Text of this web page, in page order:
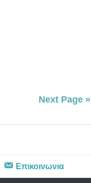
Next Page »
Επικοινωνια